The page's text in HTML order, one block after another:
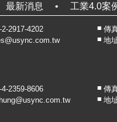
最新消息 工業4.0案
2917-4202
傳
地
2359-8606
傳
地